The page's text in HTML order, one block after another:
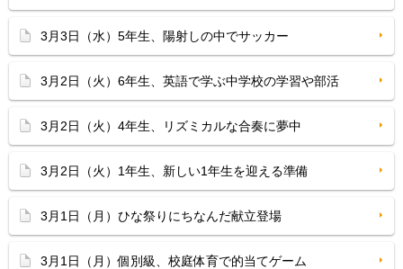
3月3日（水）5年生、陽射しの中でサッカー
3月2日（火）6年生、英語で学ぶ中学校の学習や部活
3月2日（火）4年生、リズミカルな合奏に夢中
3月2日（火）1年生、新しい1年生を迎える準備
3月1日（月）ひな祭りにちなんだ献立登場
3月1日（月）個別級、校庭体育で的当てゲーム